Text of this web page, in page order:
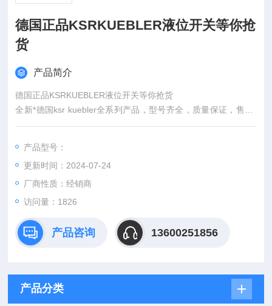
德国正品KSRKUEBLER液位开关等你抢
货
产品简介
德国正品KSRKUEBLER液位开关等你抢货
全新*德国ksr kuebler全系列产品，型号齐全，质量保证，售后*
欢迎在线咨询:诚信并重视每一位客户，提供一对一专业服务。德
产品型号：
更新时间：2024-07-24
厂商性质：经销商
访问量：1826
产品咨询 13600251856
产品分类